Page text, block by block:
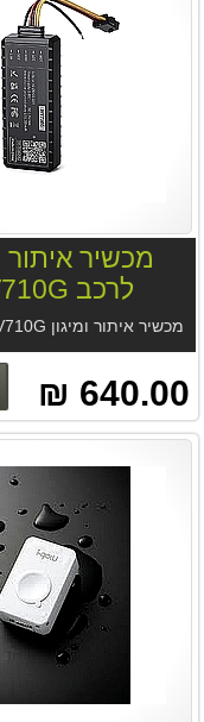
מכשיר איתור
לרכב MV710G
640.00 ₪